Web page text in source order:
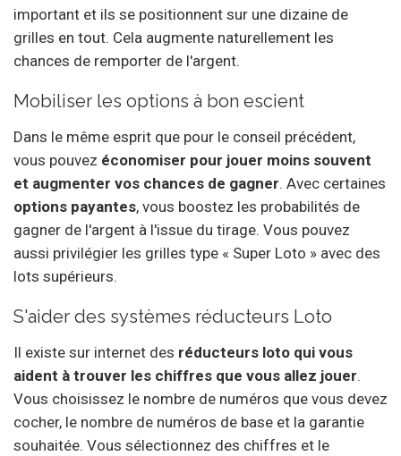
important et ils se positionnent sur une dizaine de
grilles en tout. Cela augmente naturellement les
chances de remporter de l'argent.
Mobiliser les options à bon escient
Dans le même esprit que pour le conseil précédent,
vous pouvez économiser pour jouer moins souvent
et augmenter vos chances de gagner. Avec certaines
options payantes, vous boostez les probabilités de
gagner de l'argent à l'issue du tirage. Vous pouvez
aussi privilégier les grilles type « Super Loto » avec des
lots supérieurs.
S'aider des systèmes réducteurs Loto
Il existe sur internet des réducteurs loto qui vous
aident à trouver les chiffres que vous allez jouer.
Vous choisissez le nombre de numéros que vous devez
cocher, le nombre de numéros de base et la garantie
souhaitée. Vous sélectionnez des chiffres et le